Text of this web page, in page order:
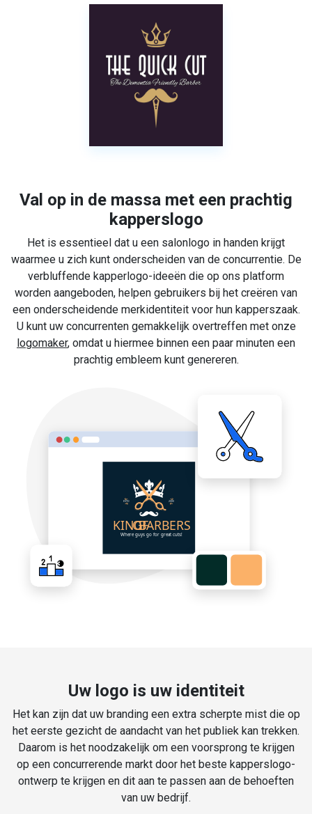
Val op in de massa met een prachtig
kapperslogo
Het is essentieel dat u een salonlogo in handen krijgt
waarmee u zich kunt onderscheiden van de concurrentie. De
verbluffende kapperlogo-ideeën die op ons platform
worden aangeboden, helpen gebruikers bij het creëren van
een onderscheidende merkidentiteit voor hun kapperszaak.
U kunt uw concurrenten gemakkelijk overtreffen met onze
logomaker, omdat u hiermee binnen een paar minuten een
prachtig embleem kunt genereren.
Uw logo is uw identiteit
Het kan zijn dat uw branding een extra scherpte mist die op
het eerste gezicht de aandacht van het publiek kan trekken.
Daarom is het noodzakelijk om een voorsprong te krijgen
op een concurrerende markt door het beste kapperslogo-
ontwerp te krijgen en dit aan te passen aan de behoeften
van uw bedrijf.